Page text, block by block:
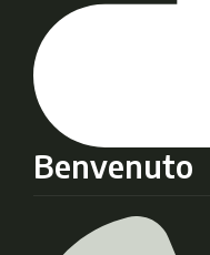
Benvenuto